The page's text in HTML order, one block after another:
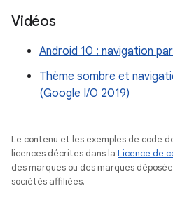
Vidéos
Android 10 : navigation
Thème sombre et
(Google I/O 2019)
Le contenu et les exemples de code
licences décrites dans la Licence de
des marques ou des marques
sociétés affiliées.